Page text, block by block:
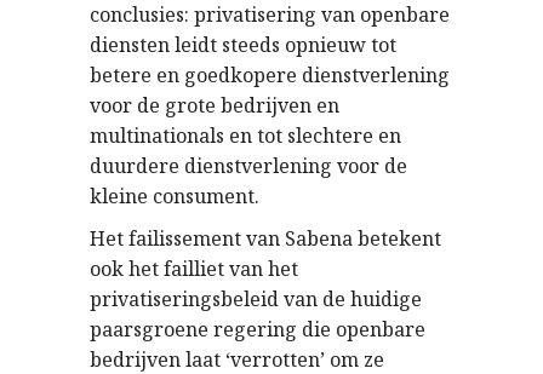
conclusies: privatisering van openbare
diensten leidt steeds opnieuw tot
betere en goedkopere dienstverlening
voor de grote bedrijven en
multinationals en tot slechtere en
duurdere dienstverlening voor de
kleine consument.
Het failissement van Sabena betekent
ook het failliet van het
privatiseringsbeleid van de huidige
paarsgroene regering die openbare
bedrijven laat ‘verrotten’ om ze